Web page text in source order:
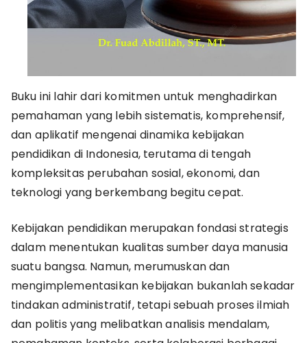
Buku ini lahir dari komitmen untuk menghadirkan
pemahaman yang lebih sistematis, komprehensif,
dan aplikatif mengenai dinamika kebijakan
pendidikan di Indonesia, terutama di tengah
kompleksitas perubahan sosial, ekonomi, dan
teknologi yang berkembang begitu cepat.
Kebijakan pendidikan merupakan fondasi strategis
dalam menentukan kualitas sumber daya manusia
suatu bangsa. Namun, merumuskan dan
mengimplementasikan kebijakan bukanlah sekadar
tindakan administratif, tetapi sebuah proses ilmiah
dan politis yang melibatkan analisis mendalam,